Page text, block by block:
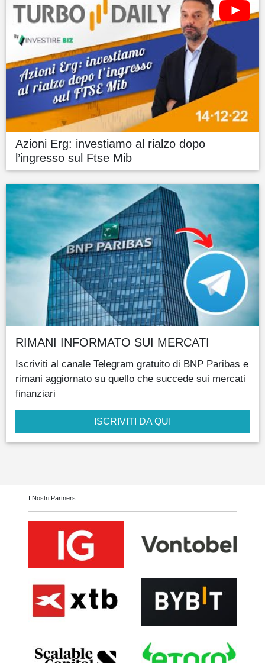
Azioni Erg: investiamo al rialzo dopo
l’ingresso sul Ftse Mib
RIMANI INFORMATO SUI MERCATI
Iscriviti al canale Telegram gratuito di BNP Paribas e
rimani aggiornato su quello che succede sui mercati
finanziari
ISCRIVITI DA QUI
I Nostri Partners